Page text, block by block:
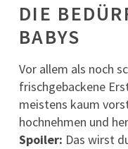
DIE
BABYS
Vor allem als noch
frischgebackene
meistens kaum
hochnehmen und
Spoiler: Das wirst